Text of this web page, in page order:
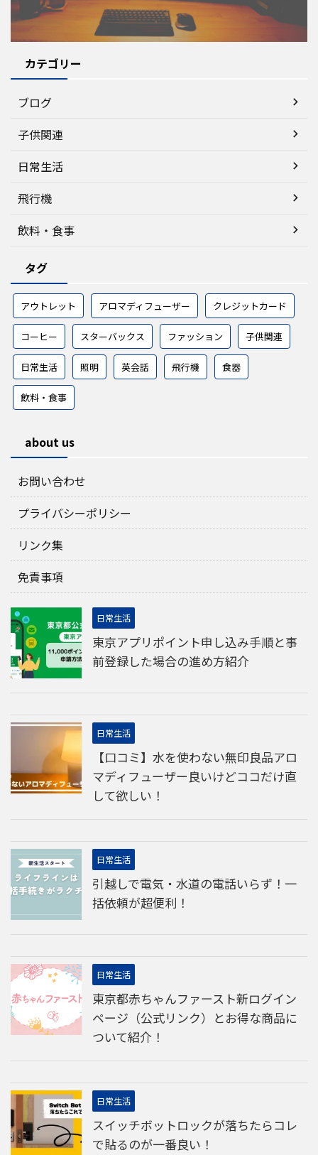
カテゴリー
ブログ
子供関連
日常生活
飛行機
飲料・食事
タグ
アウトレット アロマディフューザー クレジットカード
コーヒー スターバックス ファッション 子供関連
日常生活 照明 英会話 飛行機 食器
飲料・食事
about us
お問い合わせ
プライバシーポリシー
リンク集
免責事項
日常生活
東京アプリポイント申し込み手順と事
前登録した場合の進め方紹介
日常生活
【口コミ】水を使わない無印良品アロ
マディフューザー良いけどココだけ直
して欲しい！
日常生活
引越しで電気・水道の電話いらず！一
括依頼が超便利！
日常生活
東京都赤ちゃんファースト新ログイン
ページ（公式リンク）とお得な商品に
ついて紹介！
日常生活
スイッチボットロックが落ちたらコレ
で貼るのが一番良い！